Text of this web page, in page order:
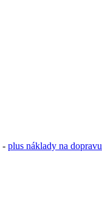
- plus náklady na dopravu